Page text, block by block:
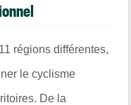
régions différentes,
le cyclisme
De la